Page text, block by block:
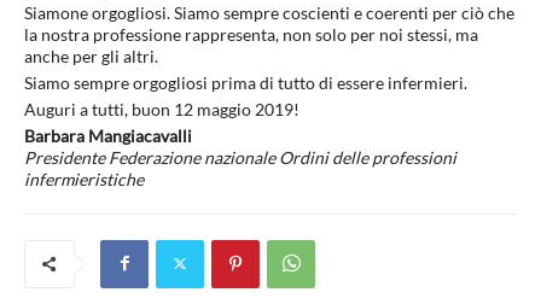
Siamone orgogliosi. Siamo sempre coscienti e coerenti per ciò che
la nostra professione rappresenta, non solo per noi stessi, ma
anche per gli altri.
Siamo sempre orgogliosi prima di tutto di essere infermieri.
Auguri a tutti, buon 12 maggio 2019!
Barbara Mangiacavalli
Presidente Federazione nazionale Ordini delle professioni
infermieristiche